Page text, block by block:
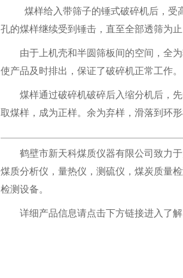
煤样给入带筛子的锤式破碎机后，受
孔的煤样继续受到锤击，直至全部透筛为止
由于上机壳和半圆筛板间的空间，全
使产品及时排出，保证了破碎机正常工作。
煤样通过破碎机破碎后入缩分机后，
取煤样，成为正样。余为弃样，滑落到环
鹤壁市新天科煤质仪器有限公司致力
煤质分析仪，量热仪，测硫仪，煤炭质量
检测设备。
详细产品信息请点击下方链接进入了解